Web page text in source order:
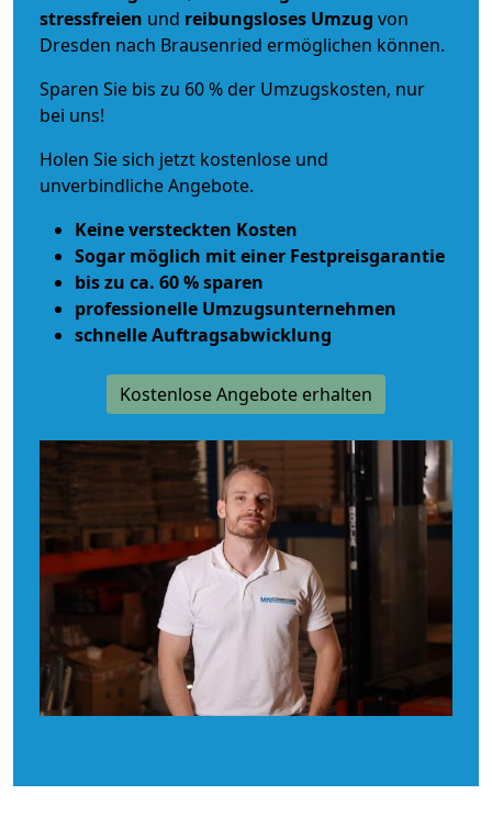
stressfreien und reibungsloses Umzug von
Dresden nach Brausenried ermöglichen können.
Sparen Sie bis zu 60 % der Umzugskosten, nur
bei uns!
Holen Sie sich jetzt kostenlose und
unverbindliche Angebote.
Keine versteckten Kosten
Sogar möglich mit einer Festpreisgarantie
bis zu ca. 60 % sparen
professionelle Umzugsunternehmen
schnelle Auftragsabwicklung
Kostenlose Angebote erhalten